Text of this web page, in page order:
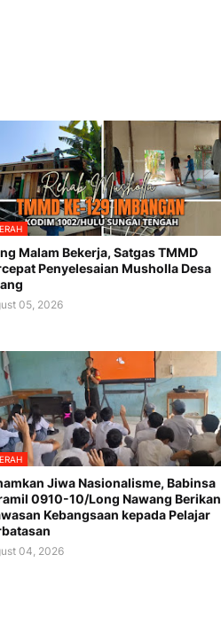
Malam Bekerja, Satgas TMMD
Penyelesaian Musholla Desa
05, 2026
Jiwa Nasionalisme, Babinsa
0910-10/Long Nawang Berikan
Kebangsaan kepada Pelajar
04, 2026